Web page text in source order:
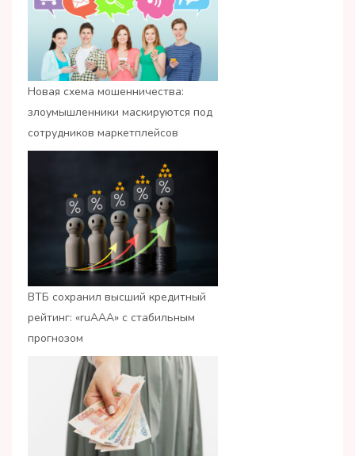
Новая схема мошенничества:
злоумышленники маскируются под
сотрудников маркетплейсов
ВТБ сохранил высший кредитный
рейтинг: «ruАAA» с стабильным
прогнозом